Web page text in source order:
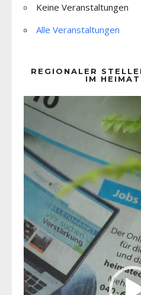
Keine Veranstaltungen
Alle Veranstaltungen
REGIONALER
IM